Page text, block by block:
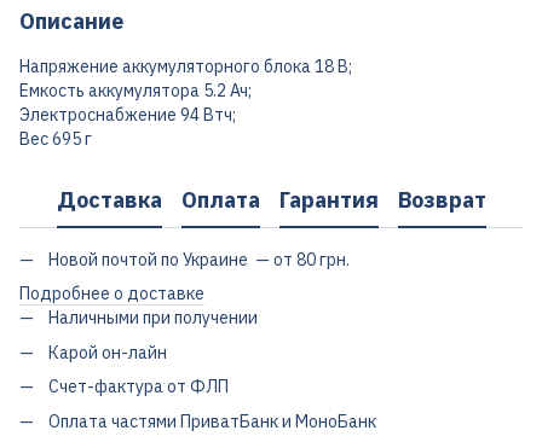
Описание
Напряжение аккумуляторного блока 18 В;
Емкость аккумулятора 5.2 Ач;
Электроснабжение 94 Втч;
Вес 695 г
Доставка Оплата Гарантия Возврат
Новой почтой по Украине — от 80 грн.
Подробнее о доставке
Наличными при получении
Карой он-лайн
Счет-фактура от ФЛП
Оплата частями ПриватБанк и МоноБанк